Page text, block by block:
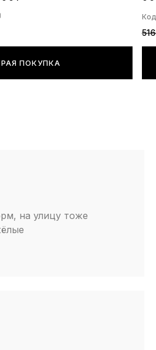
ПОКУПКА
на улицу тоже